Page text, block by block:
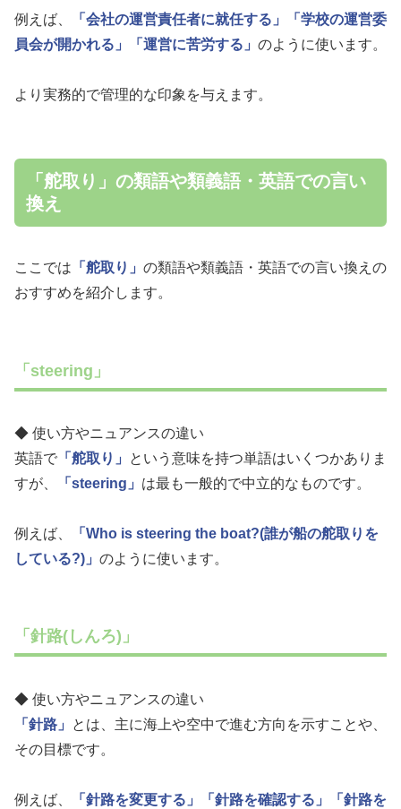
例えば、 「会社の運営責任者に就任する」
「学校の運営委
員会が開かれる」
「運営に苦労する」 のように使います。
より実務的で管理的な印象を与えます。
「舵取り」の類語や類義語・英語での言い
換え
ここでは 「舵取り」 の類語や類義語・英語での言い換えの
おすすめを紹介します。
「steering」
◆ 使い方やニュアンスの違い
英語で 「舵取り」
という意味を持つ単語はいくつかありま
すが、
「steering」 は最も一般的で中立的なものです。
例えば、
「Who is steering the boat?(誰が船の舵取りを
している?)」 のように使います。
「針路(しんろ)」
◆ 使い方やニュアンスの違い
「針路」
とは、主に海上や空中で進む方向を示すことや、
その目標です。
例えば、 「針路を変更する」 「針路を確認する」
「針路を